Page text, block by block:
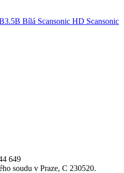
Scansonic HD Scansonic
649
soudu v Praze, C 230520.